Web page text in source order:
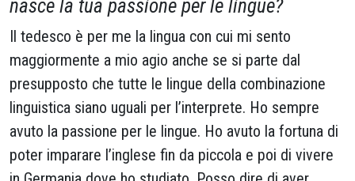
nasce la tua passione per le lingue?
Il tedesco è per me la lingua con cui mi sento
maggiormente a mio agio anche se si parte dal
presupposto che tutte le lingue della combinazione
linguistica siano uguali per l’interprete. Ho sempre
avuto la passione per le lingue. Ho avuto la fortuna di
poter imparare l’inglese fin da piccola e poi di vivere